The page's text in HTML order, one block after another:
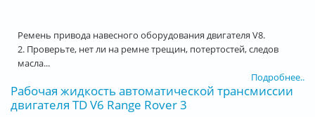
Ремень привода навесного оборудования двигателя V8.
2. Проверьте, нет ли на ремне трещин, потертостей, следов
масла...
Подробнее..
Рабочая жидкость автоматической трансмиссии
двигателя TD V6 Range Rover 3